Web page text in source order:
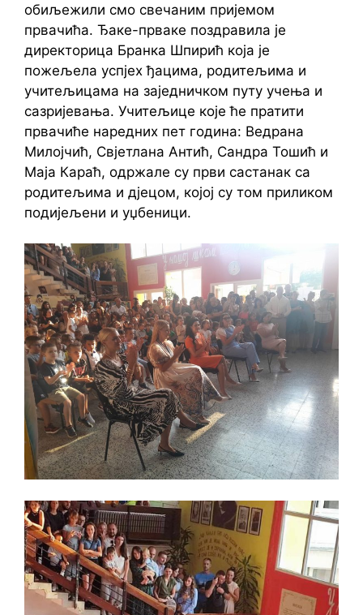
обиљежили смо свечаним пријемом
првачића. Ђаке-прваке поздравила је
директорица Бранка Шпирић која је
пожељела успјех ђацима, родитељима и
учитељицама на заједничком путу учења и
сазријевања. Учитељице које ће пратити
првачиће наредних пет година: Ведрана
Милојчић, Свјетлана Антић, Сандра Тошић и
Маја Караћ, одржале су први састанак са
родитељима и дјецом, којој су том приликом
подијељени и уџбеници.